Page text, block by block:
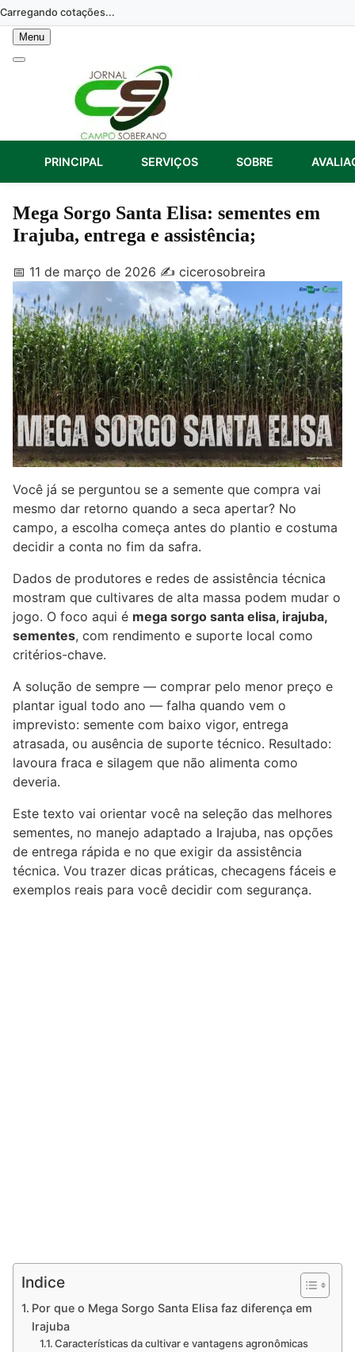
Skip
to
content
Carregando cotações...
Menu
PRINCIPAL SERVIÇOS SOBRE
Mega Sorgo Santa Elisa: sementes em
Irajuba, entrega e assistência;
📅 11 de março de 2026 ✍️ cicerosobreira
Você já se perguntou se a semente que compra vai
mesmo dar retorno quando a seca apertar? No
campo, a escolha começa antes do plantio e costuma
decidir a conta no fim da safra.
Dados de produtores e redes de assistência técnica
mostram que cultivares de alta massa podem mudar o
jogo. O foco aqui é mega sorgo santa elisa, irajuba,
sementes, com rendimento e suporte local como
critérios-chave.
A solução de sempre — comprar pelo menor preço e
plantar igual todo ano — falha quando vem o
imprevisto: semente com baixo vigor, entrega
atrasada, ou ausência de suporte técnico. Resultado:
lavoura fraca e silagem que não alimenta como
deveria.
Este texto vai orientar você na seleção das melhores
sementes, no manejo adaptado a Irajuba, nas opções
de entrega rápida e no que exigir da assistência
técnica. Vou trazer dicas práticas, checagens fáceis e
exemplos reais para você decidir com segurança.
Indice
Por que o Mega Sorgo Santa Elisa faz diferença em
Irajuba
Características da cultivar e vantagens agronômicas